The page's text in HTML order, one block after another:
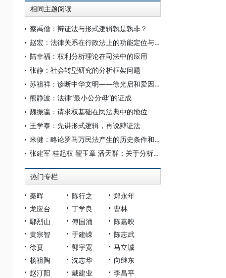
相同主题阅读
蔡禹僧：辩证法与形式逻辑孰是孰非？
赵宏：法律关系在行政法上的功能定位与体系结构
陆幸福：权利分析理论在司法中的应用
张静：社会转型研究的分析框架问题
苏祖祥：诊断中华文明——徐光启和爱因斯坦所见略同
熊静波：法律“最小公分母”的证成
魏振瀛：请求权基础在民法典中的地位
王学泰：先讲形式逻辑，再说辩证法
米健：略论罗马万民法产生的历史条件和思想渊源
张建军 桂起权 翟玉章 潘天群：关于分析哲学与辩证哲学的对话
热门专栏
秦晖 陈行之
郑永年
龙应台
丁学良
曹林
鄢烈山
傅国涌
陈嘉映
黄宗智
于建嵘
陈志武
徐贲
郭宇宽
马立诚
杨祖陶
沈志华
向继东
赵汀阳
戴建业
李昌平